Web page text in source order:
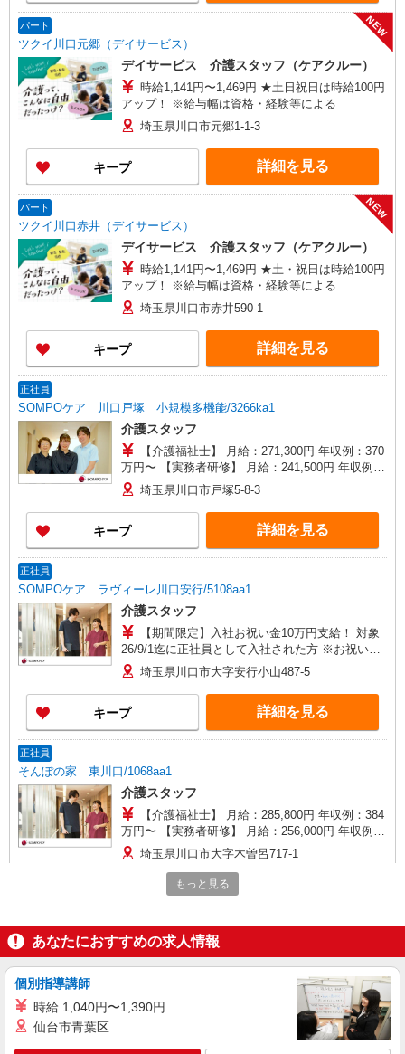
パート
ツクイ川口元郷（デイサービス）
NEW
デイサービス 介護スタッフ（ケアクルー）
時給1,141円〜1,469円 ★土日祝日は時給100円
アップ！ ※給与幅は資格・経験等による
埼玉県川口市元郷1-1-3
キープ 詳細を見る
パート
ツクイ川口赤井（デイサービス）
NEW
デイサービス 介護スタッフ（ケアクルー）
時給1,141円〜1,469円 ★土・祝日は時給100円
アップ！ ※給与幅は資格・経験等による
埼玉県川口市赤井590-1
キープ 詳細を見る
正社員
SOMPOケア 川口戸塚 小規模多機能/3266ka1
介護スタッフ
【介護福祉士】 月給：271,300円 年収例：370
万円〜 【実務者研修】 月給：241,500円 年収例：
330万円〜 【初任者研修】 月給：232,700円 年収
例：320万円〜 ※職務手当、働きがい向上手当、
日祝手当（月平均2回分）、夜勤手当（月平均5回
分）等、毎月平均的に支払われる手当を含みま
す。 ※介護福祉士のみ、特別職務手当も含む ◎オ
時は別途時間外手当支給（超過1分〜） ◎賞与
基本給2.08ヶ月分/年支給
埼玉県川口市戸塚5-8-3
キープ 詳細を見る
正社員
SOMPOケア ラヴィーレ川口安行/5108aa1
介護スタッフ
【期間限定】入社お祝い金10万円支給！ 対象
26/9/1迄に正社員として入社された方 ※お祝い金
は入社後3か月目の給与で支給、その他詳細は面接
時にご案内します 【介護福祉士】月給285,800円
／年収例384万円〜 【実務者研修】月給256,000円
／年収例345万円〜 【初任者研修・無資格】月給
247,200円／年収例334万円〜 ※職務手当、働きが
（月平均5回分）等、毎月平均的に支払われる手当
を含む ※介護福祉士のみ、特別職務手当も含む ◎
残業時は別途時間外手当支給（超過1分〜） ◎賞
与 基本給2.08ヶ月分/年支給
埼玉県川口市大字安行小山487-5
キープ 詳細を見る
正社員
そんぽの家 東川口/1068aa1
介護スタッフ
【介護福祉士】 月給：285,800円 年収例：384
万円〜 【実務者研修】 月給：256,000円 年収例：
345万円〜 【初任者研修・無資格】 月給：
247,200円 年収例：334万円〜 ※職務手当、働き
がい向上手当、日祝手当（月平均2回分）、夜勤手
当（月平均5回分）等、毎月平均的に支払われる手
も含む ◎残業時は別途時間外手当支給（超過1
分〜） ◎賞与 基本給2.08ヶ月分/年支給
埼玉県川口市大字木曽呂717-1
アルバイト パート
そんぽの家S 川口上青木/2071bc2
勤務（社保加入者）の場合は時給1,650円 ＊早朝
（〜8:00）：時給2,000円〜 ＊日曜祝日：時給
1,900円〜 【実務者研修・初任者研修（ヘルパー1
もっと見る
あなたにおすすめの求人情報
個別指導講師
時給 1,040円〜1,390円
仙台市青葉区